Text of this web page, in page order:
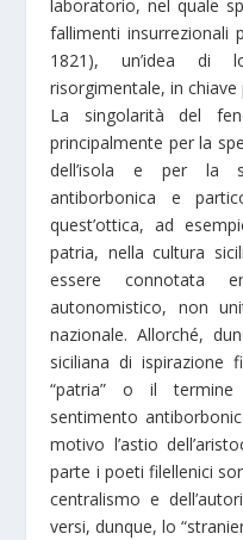
laboratorio, nel quale
fallimenti insurrezionali
1821), un’idea di
risorgimentale, in
La singolarità del
principalmente per la
dell’isola e per la
antiborbonica e
quest’ottica, ad
patria, nella cultura
essere connotata
autonomistico, non
nazionale. Allorché,
siciliana di ispirazione
“patria” o il termine
sentimento
motivo l’astio
parte i poeti filellenici
centralismo e
versi, dunque, lo